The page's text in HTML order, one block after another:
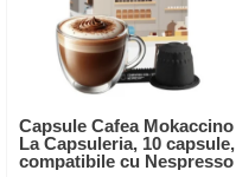
Capsule Cafea Mokaccino
La Capsuleria, 10 capsule,
compatibile cu Nespresso